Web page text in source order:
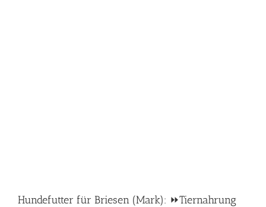
Hundefutter für Briesen (Mark): ⏩Tiernahrung